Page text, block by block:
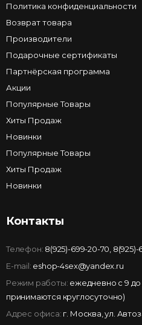
Политика конфиденциальности
Возврат товара
Производители
Подарочные сертификаты
Партнёрская программа
Акции
Популярные Товары
Хиты Продаж
Новинки
Популярные Товары
Хиты Продаж
Новинки
Контакты
Телефон: 8(925)-699-20-70
E-mail: eshop-4sex@yandex.ru
Режим работы: ежедневно с 9 до
принимаются круглосуточно)
Адрес офиса: г. Москва, ул.